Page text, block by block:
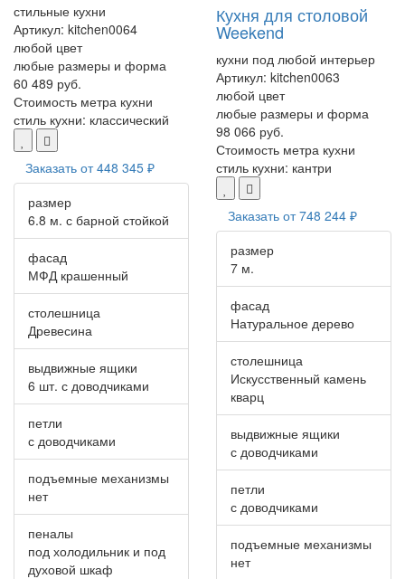
стильные кухни
Артикул: kitchen0064
любой цвет
любые размеры и форма
60 489 руб.
Стоимость метра кухни
стиль кухни: классический
Заказать от448 345 ₽
размер
6.8 м. с барной стойкой
фасад
МФД крашенный
столешница
Древесина
выдвижные ящики
6 шт. с доводчиками
петли
с доводчиками
подъемные механизмы
нет
пеналы
под холодильник и под
духовой шкаф
Кухня для столовой
Weekend
кухни под любой интерьер
Артикул: kitchen0063
любой цвет
любые размеры и форма
98 066 руб.
Стоимость метра кухни
стиль кухни: кантри
Заказать от748 244 ₽
размер
7 м.
фасад
Натуральное дерево
столешница
Искусственный камень
кварц
выдвижные ящики
с доводчиками
петли
с доводчиками
подъемные механизмы
нет